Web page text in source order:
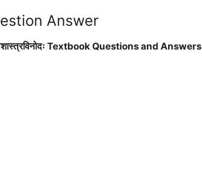
Answer
Textbook Questions and Answers